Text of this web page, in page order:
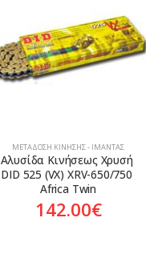
ΜΕΤΆΔΟΣΗ ΚΊΝΗΣΗΣ - ΙΜΆΝΤΑΣ
Αλυσίδα Κινήσεως Χρυσή
DID 525 (VX) XRV-650/750
Africa Twin
142.00€